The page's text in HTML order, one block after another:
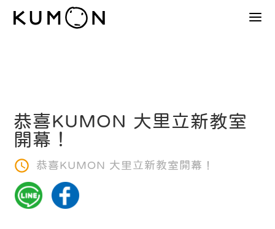
恭喜KUMON 大里立新教室
開幕！
恭喜KUMON 大里立新教室開幕！